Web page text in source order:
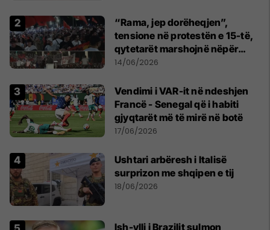
“Rama, jep dorëheqjen”,
tensione në protestën e 15-të,
qytetarët marshojnë nëpër
kryeqytet
14/06/2026
Vendimi i VAR-it në ndeshjen
Francë - Senegal që i habiti
gjyqtarët më të mirë në botë
17/06/2026
Ushtari arbëresh i Italisë
surprizon me shqipen e tij
18/06/2026
Ish-ylli i Brazilit sulmon